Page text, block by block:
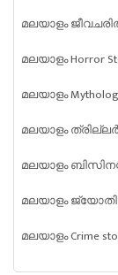
മലയാളം
മലയാളം Horror
മലയാളം
മലയാളം ത്രില്ലർ
മലയാളം
മലയാളം
മലയാളം Crime